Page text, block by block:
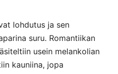
lohdutus ja sen
suru. Romantiikan
usein melankolian
kauniina, jopa